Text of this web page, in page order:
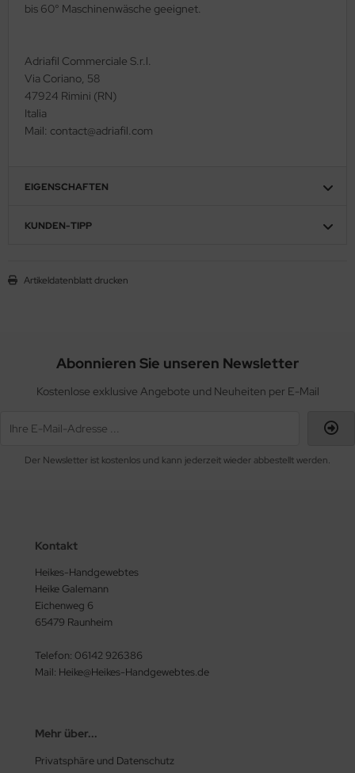
bis 60° Maschinenwäsche geeignet.
Adriafil Commerciale S.r.l.
Via Coriano, 58
47924 Rimini (RN)
Italia
Mail: contact@adriafil.com
EIGENSCHAFTEN
KUNDEN-TIPP
Artikeldatenblatt drucken
Abonnieren Sie unseren Newsletter
Kostenlose exklusive Angebote und Neuheiten per E-Mail
Der Newsletter ist kostenlos und kann jederzeit wieder abbestellt werden.
Kontakt
Heikes-Handgewebtes
Heike Galemann
Eichenweg 6
65479 Raunheim
Telefon: 06142 926386
Mail: Heike@Heikes-Handgewebtes.de
Mehr über...
Privatsphäre und Datenschutz